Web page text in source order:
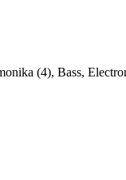
(4), Bass,